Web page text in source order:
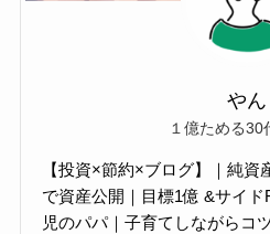
やん
１億ためる30
【投資×節約×ブログ】｜純
で資産公開｜目標1億 &サイ
児のパパ｜子育てしながらコ